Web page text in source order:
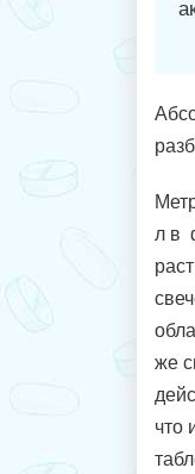
л в
же
что